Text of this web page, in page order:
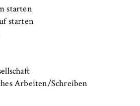
starten
starten
Arbeiten/Schreiben